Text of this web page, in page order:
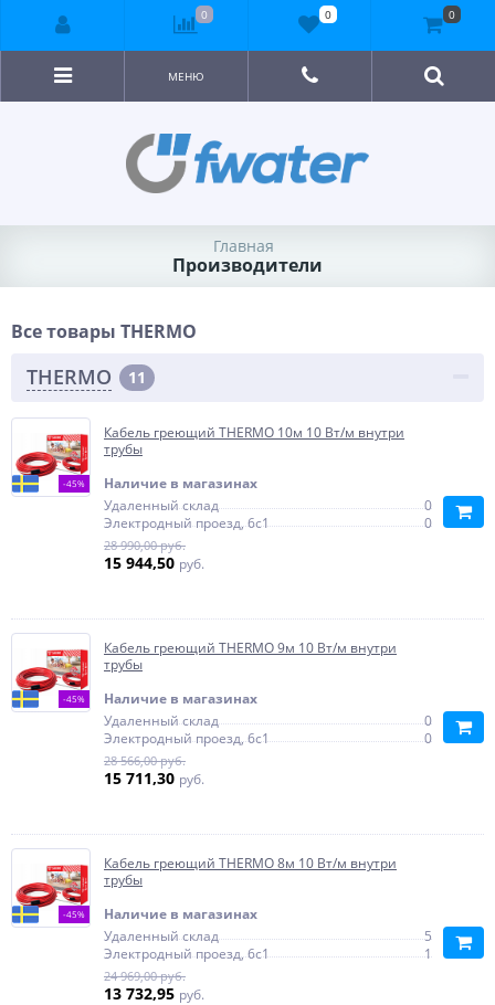
МЕНЮ
Главная
Производители
Все товары THERMO
THERMO 11
-45%
Кабель греющий THERMO 10м 10 Вт/м внутри
трубы
Наличие в магазинах
Удаленный склад
0
Электродный проезд, 6с1
0
28 990,00 руб.
15 944,50 руб.
-45%
Кабель греющий THERMO 9м 10 Вт/м внутри
трубы
Наличие в магазинах
Удаленный склад
0
Электродный проезд, 6с1
0
28 566,00 руб.
15 711,30 руб.
-45%
Кабель греющий THERMO 8м 10 Вт/м внутри
трубы
Наличие в магазинах
Удаленный склад
5
Электродный проезд, 6с1
1
24 969,00 руб.
13 732,95 руб.
0 0 0